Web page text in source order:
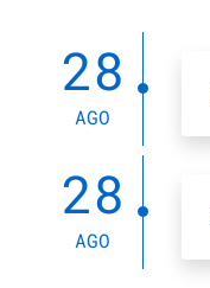
28
AGO
28
AGO